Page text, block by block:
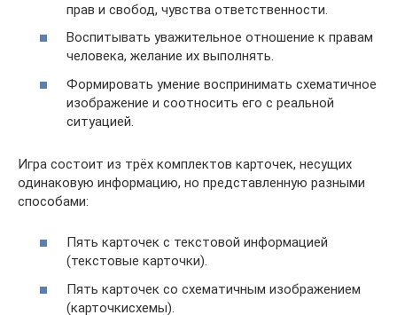
прав и свобод, чувства ответственности.
Воспитывать уважительное отношение к правам
человека, желание их выполнять.
Формировать умение воспринимать схематичное
изображение и соотносить его с реальной
ситуацией.
Игра состоит из трёх комплектов карточек, несущих
одинаковую информацию, но представленную разными
способами:
Пять карточек с текстовой информацией
(текстовые карточки).
Пять карточек со схематичным изображением
(карточкисхемы).